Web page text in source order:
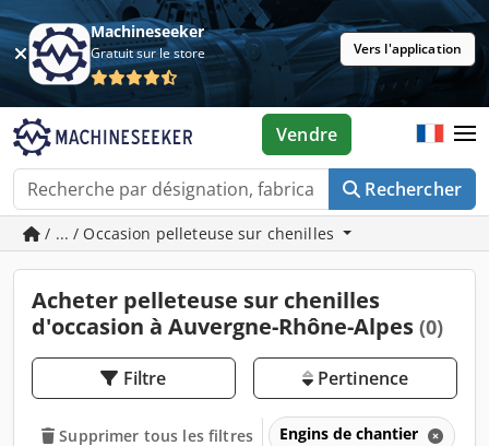
Machineseeker
Gratuit sur le store Vers l'application
Rechercher
Vendre
/ ... / Occasion pelleteuse sur chenilles
Acheter pelleteuse sur chenilles
d'occasion à Auvergne-Rhône-Alpes (0)
Filtre Pertinence
Supprimer tous les filtres Engins de chantier